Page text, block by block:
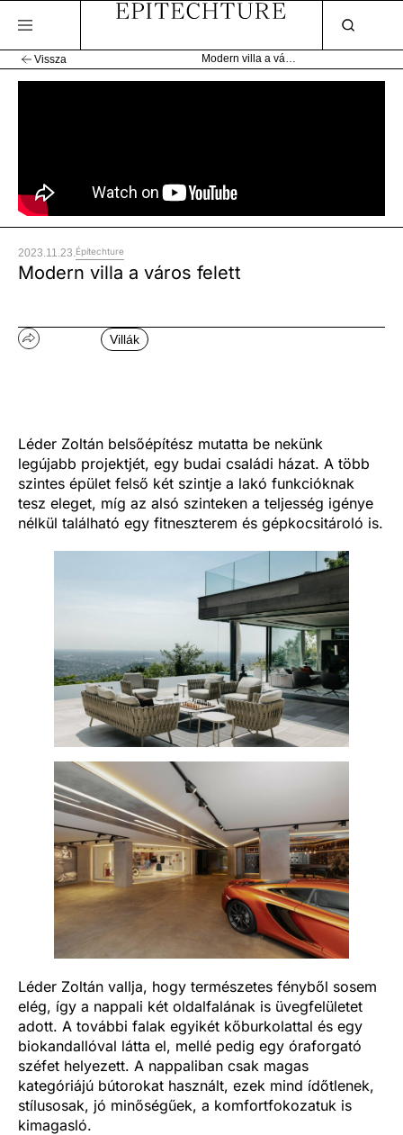
Vissza Modern villa a város felett
2023.11.23.Építechture
Modern villa a város felett
Villák
Léder Zoltán belsőépítész mutatta be nekünk
legújabb projektjét, egy budai családi házat. A több
szintes épület felső két szintje a lakó funkcióknak
tesz eleget, míg az alsó szinteken a teljesség igénye
nélkül található egy fitneszterem és gépkocsitároló is.
Léder Zoltán vallja, hogy természetes fényből sosem
elég, így a nappali két oldalfalának is üvegfelületet
adott. A további falak egyikét kőburkolattal és egy
biokandallóval látta el, mellé pedig egy óraforgató
széfet helyezett. A nappaliban csak magas
kategóriájú bútorokat használt, ezek mind ídőtlenek,
stílusosak, jó minőségűek, a komfortfokozatuk is
kimagasló.